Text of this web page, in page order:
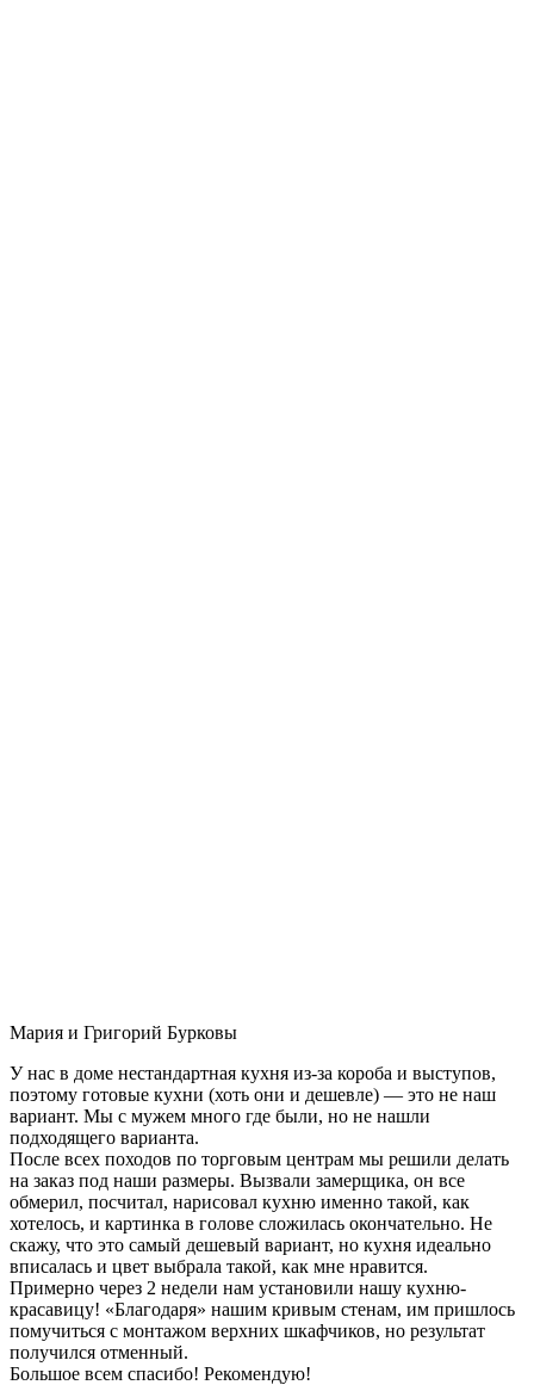
Мария и Григорий Бурковы
У нас в доме нестандартная кухня из-за короба и выступов,
поэтому готовые кухни (хоть они и дешевле) — это не наш
вариант. Мы с мужем много где были, но не нашли
подходящего варианта.
После всех походов по торговым центрам мы решили делать
на заказ под наши размеры. Вызвали замерщика, он все
обмерил, посчитал, нарисовал кухню именно такой, как
хотелось, и картинка в голове сложилась окончательно. Не
скажу, что это самый дешевый вариант, но кухня идеально
вписалась и цвет выбрала такой, как мне нравится.
Примерно через 2 недели нам установили нашу кухню-
красавицу! «Благодаря» нашим кривым стенам, им пришлось
помучиться с монтажом верхних шкафчиков, но результат
получился отменный.
Большое всем спасибо! Рекомендую!